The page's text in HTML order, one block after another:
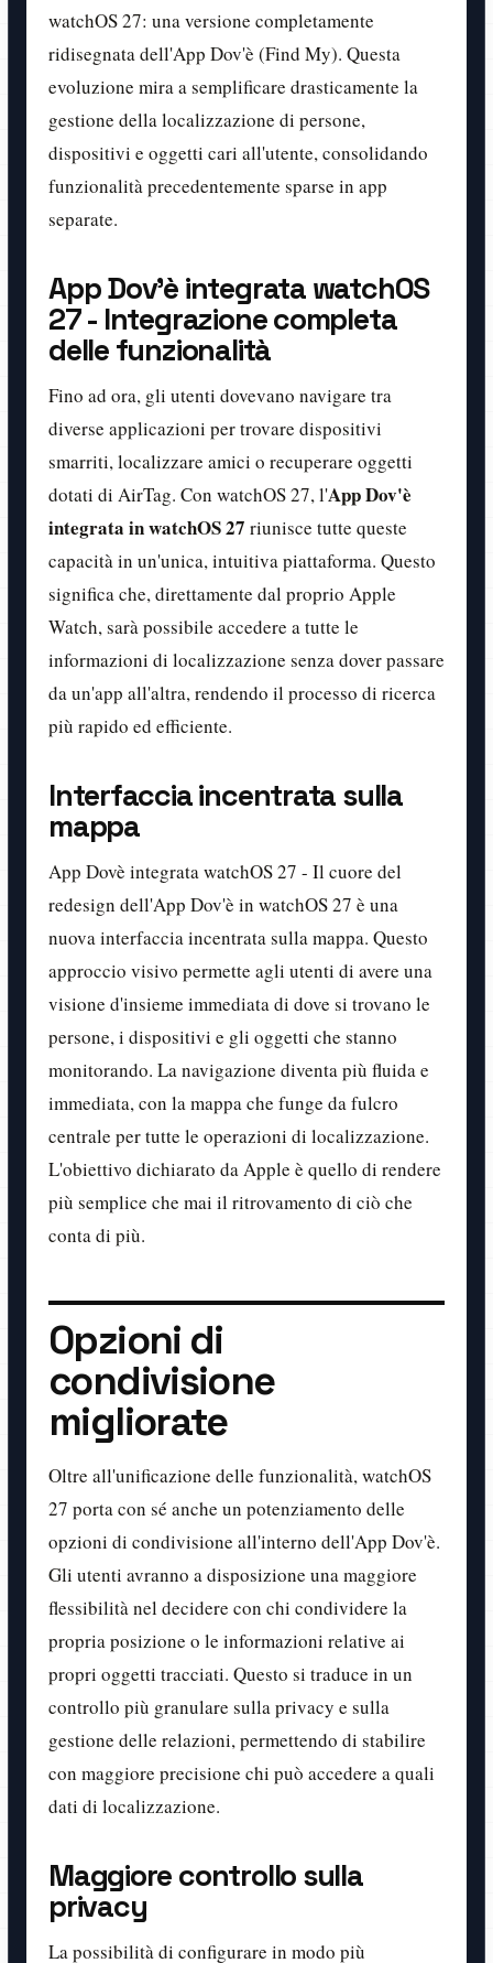
watchOS 27: una versione completamente
ridisegnata dell'App Dov'è (Find My). Questa
evoluzione mira a semplificare drasticamente la
gestione della localizzazione di persone,
dispositivi e oggetti cari all'utente, consolidando
funzionalità precedentemente sparse in app
separate.
App Dov'è integrata watchOS
27 - Integrazione completa
delle funzionalità
Fino ad ora, gli utenti dovevano navigare tra
diverse applicazioni per trovare dispositivi
smarriti, localizzare amici o recuperare oggetti
dotati di AirTag. Con watchOS 27, l'App Dov'è
integrata in watchOS 27 riunisce tutte queste
capacità in un'unica, intuitiva piattaforma. Questo
significa che, direttamente dal proprio Apple
Watch, sarà possibile accedere a tutte le
informazioni di localizzazione senza dover passare
da un'app all'altra, rendendo il processo di ricerca
più rapido ed efficiente.
Interfaccia incentrata sulla
mappa
App Dovè integrata watchOS 27 - Il cuore del
redesign dell'App Dov'è in watchOS 27 è una
nuova interfaccia incentrata sulla mappa. Questo
approccio visivo permette agli utenti di avere una
visione d'insieme immediata di dove si trovano le
persone, i dispositivi e gli oggetti che stanno
monitorando. La navigazione diventa più fluida e
immediata, con la mappa che funge da fulcro
centrale per tutte le operazioni di localizzazione.
L'obiettivo dichiarato da Apple è quello di rendere
più semplice che mai il ritrovamento di ciò che
conta di più.
Opzioni di
condivisione
migliorate
Oltre all'unificazione delle funzionalità, watchOS
27 porta con sé anche un potenziamento delle
opzioni di condivisione all'interno dell'App Dov'è.
Gli utenti avranno a disposizione una maggiore
flessibilità nel decidere con chi condividere la
propria posizione o le informazioni relative ai
propri oggetti tracciati. Questo si traduce in un
controllo più granulare sulla privacy e sulla
gestione delle relazioni, permettendo di stabilire
con maggiore precisione chi può accedere a quali
dati di localizzazione.
Maggiore controllo sulla
privacy
La possibilità di configurare in modo più